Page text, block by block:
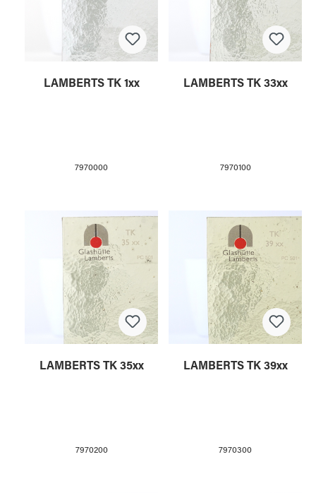
LAMBERTS TK 1xx
7970000
LAMBERTS TK 33xx
7970100
LAMBERTS TK 35xx
7970200
LAMBERTS TK 39xx
7970300